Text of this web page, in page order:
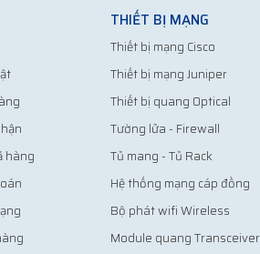
hàng
THIẾT BỊ MẠNG
Thiết bị mạng Cisco
Thiết bị mạng Juniper
Thiết bị quang Optical
Tường lửa - Firewall
Tủ mang - Tủ Rack
Hệ thống mạng cáp đồng
Bộ phát wifi Wireless
Module quang Transceiver